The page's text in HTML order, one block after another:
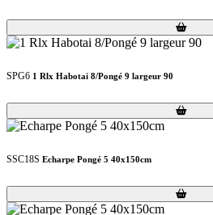
Loading...
Loading...
SPG6 1 Rlx Habotai 8/Pongé 9 largeur 90
Loading...
Loading...
SSC18S Echarpe Pongé 5 40x150cm
Loading...
Loading...